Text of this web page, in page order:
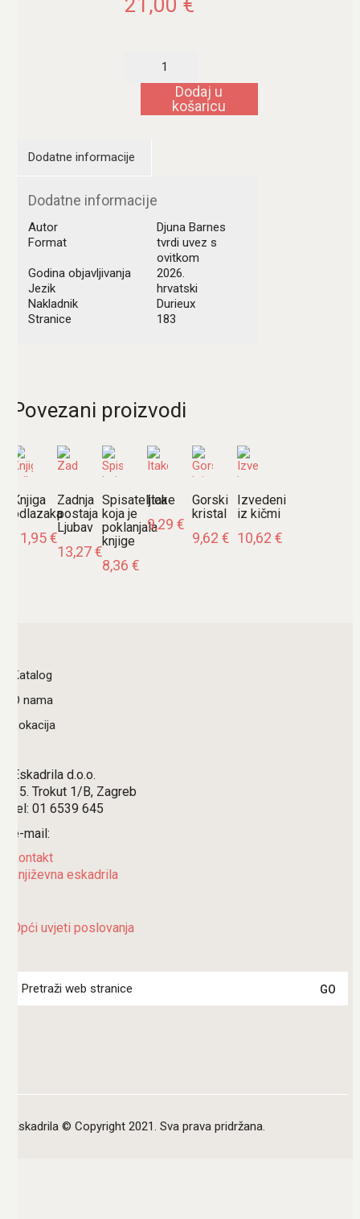
količina
Dodaj u
košaricu
Dodatne informacije
Dodatne informacije
Autor
Djuna Barnes
Format
tvrdi uvez s
ovitkom
Godina objavljivanja
2026.
Jezik
hrvatski
Nakladnik
Durieux
Stranice
183
Povezani proizvodi
Knjiga
odlazaka
11,95€
Zadnja
postaja
Ljubav
13,27€
Spisateljica
koja je
poklanjala
knjige
8,36 €
Itake
9,29 €
Gorski
kristal
9,62 €
Izvedeni
iz kičmi
10,62 €
Katalog
O nama
Lokacija
Eskadrila d.o.o.
15. Trokut 1/B, Zagreb
tel: 01 6539 645
e-mail:
kontakt
književna eskadrila
Opći uvjeti poslovanja
for:
Eskadrila © Copyright 2021. Sva prava pridržana.